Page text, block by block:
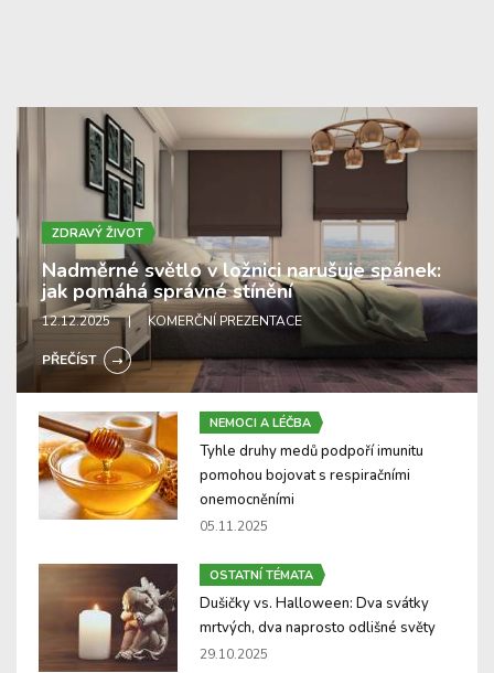
ZDRAVÝ ŽIVOT
Nadměrné světlo v ložnici narušuje spánek:
jak pomáhá správné stínění
12.12.2025 | KOMERČNÍ PREZENTACE
PŘEČÍST
NEMOCI A LÉČBA
Tyhle druhy medů podpoří imunitu
pomohou bojovat s respiračními
onemocněními
05.11.2025
OSTATNÍ TÉMATA
Dušičky vs. Halloween: Dva svátky
mrtvých, dva naprosto odlišné světy
29.10.2025